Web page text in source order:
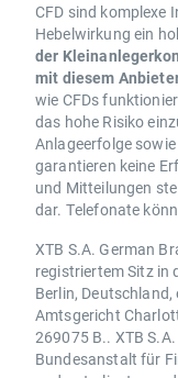
CFD sind komplexe
Hebelwirkung ein
der
mit diesem
wie CFDs
das hohe Risiko
Anlageerfolge
garantieren keine
und Mitteilungen
dar. Telefonate
XTB S.A. German
registriertem Sitz in
Berlin,
Amtsgericht
269075 B.. XTB
Bundesanstalt für